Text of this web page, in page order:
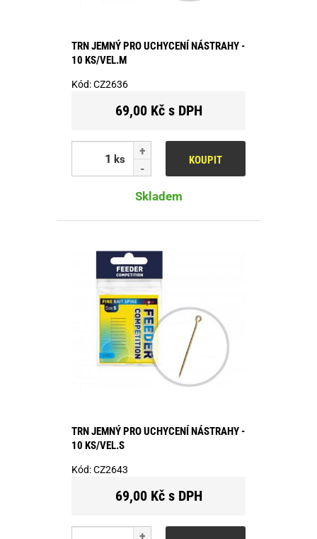
TRN JEMNÝ PRO UCHYCENÍ NÁSTRAHY -
10 KS/VEL.M
Kód:CZ2636
69,00 Kč s DPH
ks KOUPIT
Skladem
TRN JEMNÝ PRO UCHYCENÍ NÁSTRAHY -
10 KS/VEL.S
Kód:CZ2643
69,00 Kč s DPH